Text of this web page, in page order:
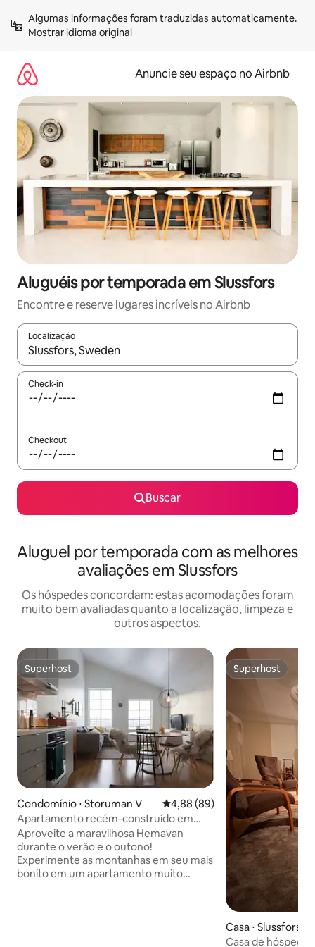
para
Mostrar idioma original
Anuncie seu espaço no Airbnb
Aluguéis por temporada em Slussfors
Encontre e reserve lugares incríveis no Airbnb
Localização
Quando os resultados estiverem disponíveis, explore-os
Check-in
Checkout
Buscar
Aluguel por temporada com as melhores
avaliações em Slussfors
Os hóspedes concordam: estas acomodações foram
muito bem avaliadas quanto a localização, limpeza e
outros aspectos.
Superhost
Superhost
Condomínio ⋅ Storuman V 4,88 de uma avaliação média
4,88 (89)
Apartamento recém-construído em
Hemavan, perto de Gondolen
Aproveite a maravilhosa Hemavan
durante o verão e o outono!
Experimente as montanhas em seu mais
bonito em um apartamento muito
Superhost
Superhost
Casa ⋅ Slussfors
Casa de